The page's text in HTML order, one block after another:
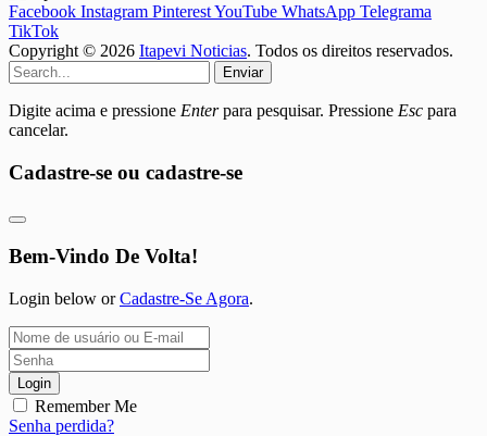
Facebook Instagram PinterestYouTube WhatsApp Telegrama
TikTok
Copyright © 2026 Itapevi Noticias. Todos os direitos reservados.
Enviar
Digite acima e pressione Enterpara pesquisar. Pressione Esc para
cancelar.
Cadastre-se ou cadastre-se
Bem-Vindo De Volta!
Login below orCadastre-Se Agora.
Login
Remember Me
Senha perdida?